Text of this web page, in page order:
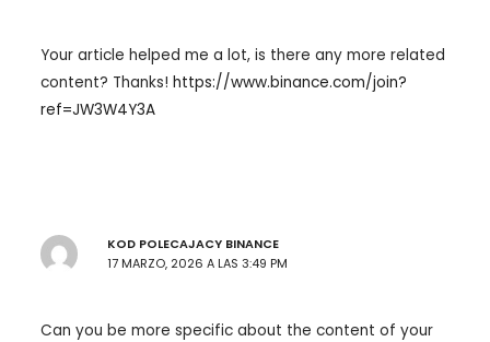
Your article helped me a lot, is there any more related
content? Thanks! https://www.binance.com/join?
ref=JW3W4Y3A
KOD POLECAJACY BINANCE
17 MARZO, 2026 A LAS 3:49 PM
Can you be more specific about the content of your